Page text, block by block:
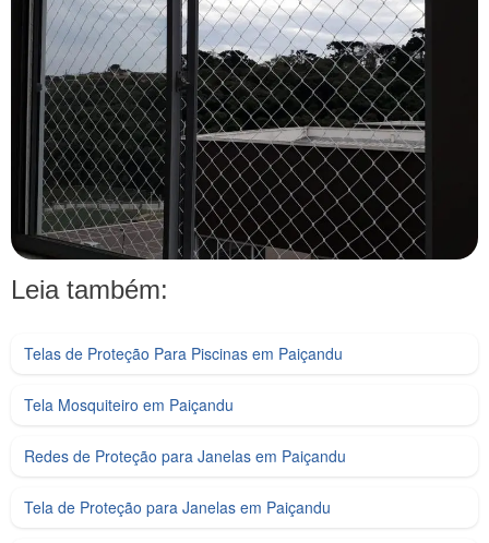
Leia também:
Telas de Proteção Para Piscinas em Paiçandu
Tela Mosquiteiro em Paiçandu
Redes de Proteção para Janelas em Paiçandu
Tela de Proteção para Janelas em Paiçandu